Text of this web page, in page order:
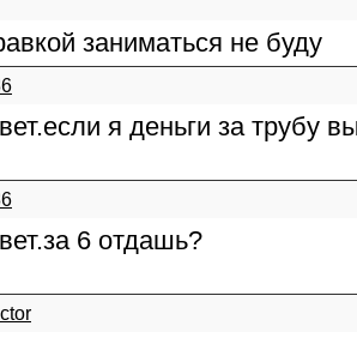
заниматься не буду
я деньги за трубу
6 отдашь?